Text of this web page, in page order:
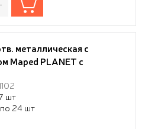
металлическая с
Maped PLANET с
планет, ассорти, в
шт
24 шт